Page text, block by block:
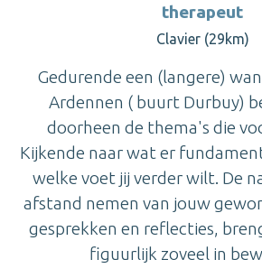
therapeut
Clavier (29km)
Gedurende een (langere)
Ardennen ( buurt Durbuy)
doorheen de thema's die
Kijkende naar wat er
welke voet jij verder wilt. De
afstand nemen van jouw
gesprekken en reflecties,
figuurlijk zoveel in